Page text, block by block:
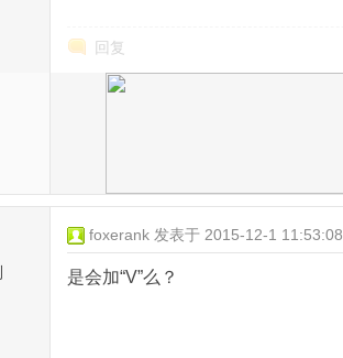
回复
foxerank 发表于 2015-12-1 11:53:08
是会加“V”么？